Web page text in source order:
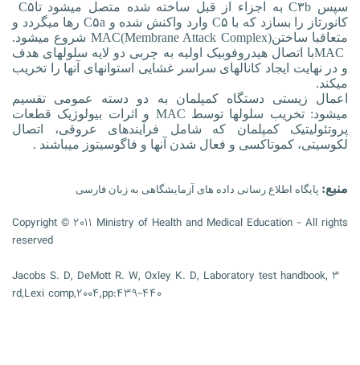
سپس C۳b به اجزاء از قبل ساخته شده متصل می‏شود تاC۵
کانورتاز را بسازد که با C۵ وارد واکنش شده و C۵a رها می‏گردد و
متعاقبا ساختنMAC(Membrane Attack Complex) شروع می‏شود.
MACبا اتصال هیدروفوبیک اولیه به چربی دو لایه سلول‏های هدف
و در نهایت ایجاد کانال‏های سراسر غشایی استوانه‏ای آنها را تخریب
می‏کند.
اعمال زیستی دستگاه کمپلمان به دو دسته عمومی تقسیم
می‏شود: تخریب سلول‏ها توسط MAC و اثرات بیولوژیک قطعات
پروتئولیتیک کمپلمان که شامل فرآیندهای عروقی، اتصال
لکوسیتی، کموتاکسی و فعال شدن آنها و فاگوسیتوز می‏باشند .
منبع: پایگاه اطلاع رسانی داده های آزمایشگاهی به زبان فارسی
Copyright © ۲۰۱۱ Ministry of Health and Medical Education - All rights
reserved
Jacobs S. D, DeMott R. W, Oxley K. D, Laboratory test handbook, ۳
rd,Lexi comp,۲۰۰۴,pp:۴۳۹-۴۴۰